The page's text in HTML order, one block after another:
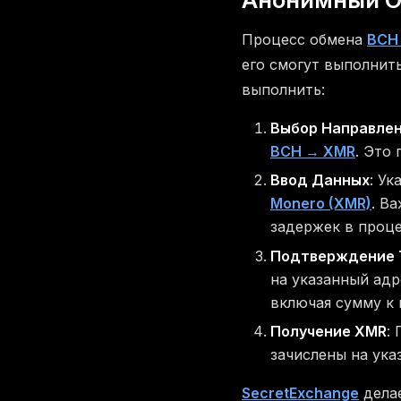
Процесс обмена
его смогут
выполнить:
Выбор
BCH → XMR. Это
Ввод Данных:
Monero (XMR).
задержек в
Подтверждение
на указанный
включая сумму к
Получение XMR:
зачислены на
SecretExchange